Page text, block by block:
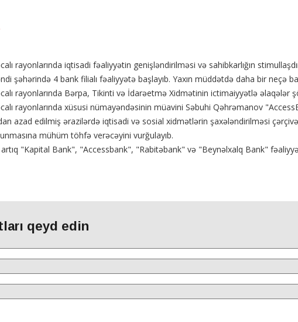
rayonlarında iqtisadi fəaliyyətin genişləndirilməsi və sahibkarlığın
şəhərində 4 bank filialı fəaliyyətə başlayıb. Yaxın müddətdə daha bir neçə
rayonlarında Bərpa, Tikinti və İdarəetmə Xidmətinin ictimaiyyətlə əlaqələr
rayonlarında xüsusi nümayəndəsinin müavini Səbuhi Qəhrəmanov
azad edilmiş ərazilərdə iqtisadi və sosial xidmətlərin şaxələndirilməsi
mühüm töhfə verəcəyini vurğulayıb.
"Kapital Bank", "Accessbank", "Rabitəbank" və "Beynəlxalq Bank"
qeyd edin